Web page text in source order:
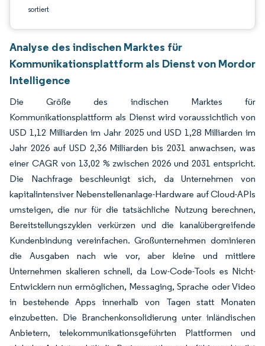
sortiert
Analyse des indischen Marktes für
Kommunikationsplattform als Dienst von Mordor
Intelligence
Die Größe des indischen Marktes für
Kommunikationsplattform als Dienst wird voraussichtlich von
USD 1,12 Milliarden im Jahr 2025 und USD 1,28 Milliarden im
Jahr 2026 auf USD 2,36 Milliarden bis 2031 anwachsen, was
einer CAGR von 13,02 % zwischen 2026 und 2031 entspricht.
Die Nachfrage beschleunigt sich, da Unternehmen von
kapitalintensiver Nebenstellenanlage-Hardware auf Cloud-APIs
umsteigen, die nur für die tatsächliche Nutzung berechnen,
Bereitstellungszyklen verkürzen und die kanalübergreifende
Kundenbindung vereinfachen. Großunternehmen dominieren
die Ausgaben nach wie vor, aber kleine und mittlere
Unternehmen skalieren schnell, da Low-Code-Tools es Nicht-
Entwicklern nun ermöglichen, Messaging, Sprache oder Video
in bestehende Apps innerhalb von Tagen statt Monaten
einzubetten. Die Branchenkonsolidierung unter inländischen
Anbietern, telekommunikationsgeführten Plattformen und